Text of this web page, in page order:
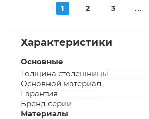
1 2 3
Характеристики
Основные
Толщина столешницы
Основной материал
Гарантия
Бренд серии
Материалы